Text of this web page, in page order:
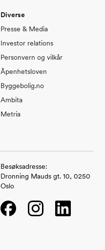
Diverse
Presse & Media
Investor relations
Personvern og vilkår
Åpenhetsloven
Byggebolig.no
Ambita
Metria
Besøksadresse:
Dronning Mauds gt. 10, 0250
Oslo
FacebookInstagramLinkedIn